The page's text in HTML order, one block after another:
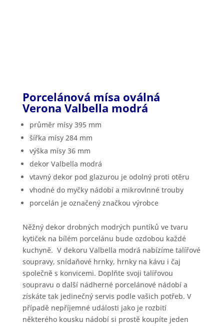
Porcelánová mísa oválná
Verona Valbella modrá
průměr mísy 395 mm
šířka mísy 284 mm
výška mísy 36 mm
dekor Valbella modrá
vtavný dekor pod glazurou je odolný proti otěru
vhodné do myčky nádobí a mikrovlnné trouby
porcelán je označený značkou výrobce
Něžný dekor drobných modrých puntíků ve tvaru
kytiček na bílém porcelánu bude ozdobou každé
kuchyně. V dekoru Valbella modrá nabízíme talířové
soupravy, snídaňové hrnky, hrnky na kávu i čaj
společně s konvicemi. Doplňte svoji talířovou
soupravu o další nádherné porcelánové nádobí a
získáte tak jedinečný servis podle vašich potřeb. V
případě nepříjemné události jako je rozbití
některého kousku nádobí si prostě koupíte jeden